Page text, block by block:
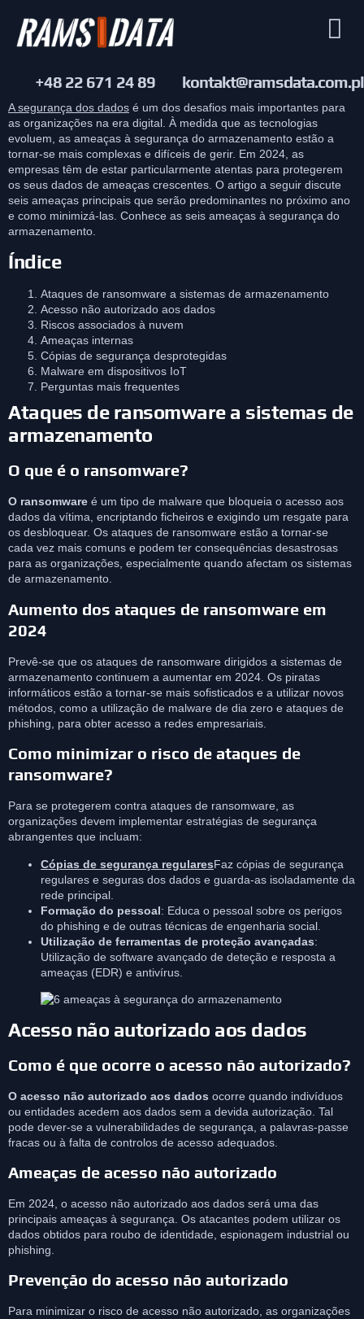
+48 22 671 24 89 kontakt@ramsdata.com.pl
A segurança dos dados é um dos desafios mais importantes para
as organizações na era digital. À medida que as tecnologias
evoluem, as ameaças à segurança do armazenamento estão a
tornar-se mais complexas e difíceis de gerir. Em 2024, as
empresas têm de estar particularmente atentas para protegerem
os seus dados de ameaças crescentes. O artigo a seguir discute
seis ameaças principais que serão predominantes no próximo ano
e como minimizá-las. Conhece as seis ameaças à segurança do
armazenamento.
Índice
Ataques de ransomware a sistemas de armazenamento
Acesso não autorizado aos dados
Riscos associados à nuvem
Ameaças internas
Cópias de segurança desprotegidas
Malware em dispositivos IoT
Perguntas mais frequentes
Ataques de ransomware a sistemas de
armazenamento
O que é o ransomware?
O ransomware é um tipo de malware que bloqueia o acesso aos
dados da vítima, encriptando ficheiros e exigindo um resgate para
os desbloquear. Os ataques de ransomware estão a tornar-se
cada vez mais comuns e podem ter consequências desastrosas
para as organizações, especialmente quando afectam os sistemas
de armazenamento.
Aumento dos ataques de ransomware em
2024
Prevê-se que os ataques de ransomware dirigidos a sistemas de
armazenamento continuem a aumentar em 2024. Os piratas
informáticos estão a tornar-se mais sofisticados e a utilizar novos
métodos, como a utilização de malware de dia zero e ataques de
phishing, para obter acesso a redes empresariais.
Como minimizar o risco de ataques de
ransomware?
Para se protegerem contra ataques de ransomware, as
organizações devem implementar estratégias de segurança
abrangentes que incluam:
Cópias de segurança regularesFaz cópias de segurança
regulares e seguras dos dados e guarda-as isoladamente da
rede principal.
Formação do pessoal: Educa o pessoal sobre os perigos
do phishing e de outras técnicas de engenharia social.
Utilização de ferramentas de proteção avançadas:
Utilização de software avançado de deteção e resposta a
ameaças (EDR) e antivírus.
Acesso não autorizado aos dados
Como é que ocorre o acesso não autorizado?
O acesso não autorizado aos dados ocorre quando indivíduos
ou entidades acedem aos dados sem a devida autorização. Tal
pode dever-se a vulnerabilidades de segurança, a palavras-passe
fracas ou à falta de controlos de acesso adequados.
Ameaças de acesso não autorizado
Em 2024, o acesso não autorizado aos dados será uma das
principais ameaças à segurança. Os atacantes podem utilizar os
dados obtidos para roubo de identidade, espionagem industrial ou
phishing.
Prevenção do acesso não autorizado
Para minimizar o risco de acesso não autorizado, as organizações